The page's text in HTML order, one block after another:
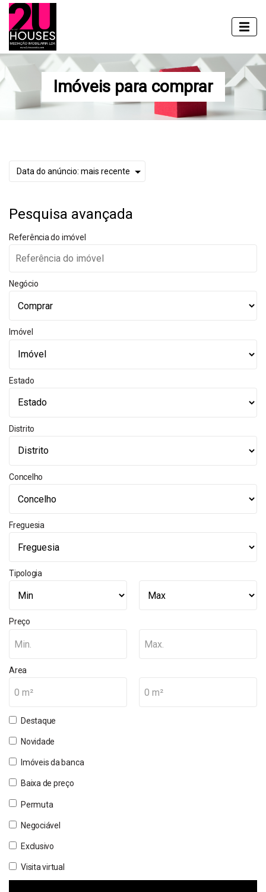
Imóveis para comprar
Pesquisa avançada
Referência do imóvel
Negócio
Imóvel
Estado
Distrito
Concelho
Freguesia
Tipologia
Preço
Min. Max.
Area
0 m² 0 m²
Destaque
Novidade
Imóveis da banca
Baixa de preço
Permuta
Negociável
Exclusivo
Visita virtual